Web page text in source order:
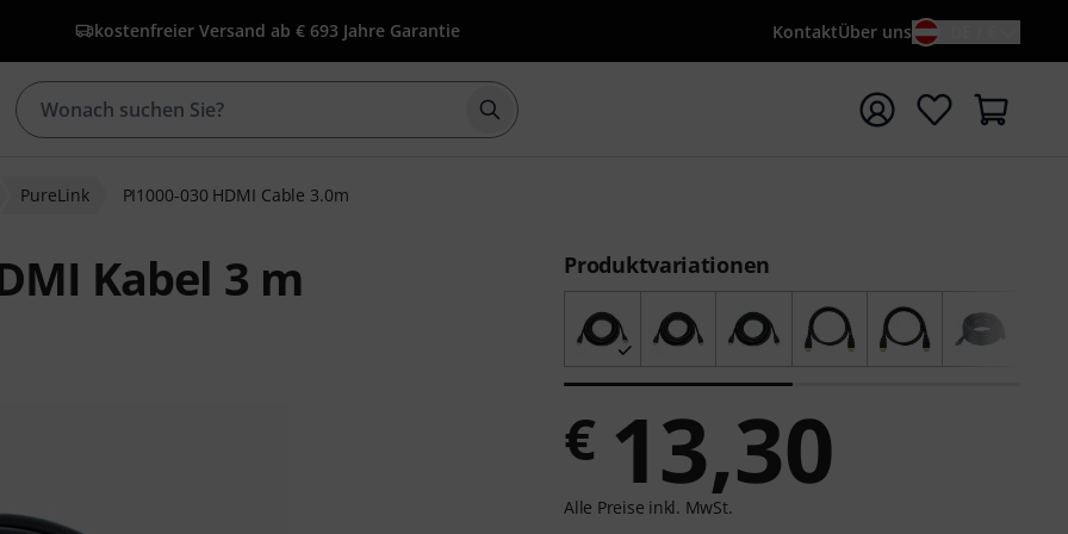
kostenfreier Versand ab € 693 Jahre Garantie KontaktÜber uns
Suche mit Suchwort {searchTerm} starten
PureLink PI1000-030 HDMI Cable 3.0m
Kabel 3 m Produktvariationen
€ 13,30
Alle Preise inkl. MwSt.